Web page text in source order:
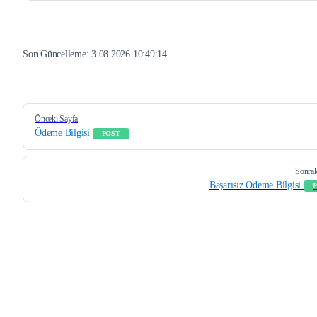
Son Güncelleme:3.08.2026 10:49:14
Pager
Önceki Sayfa
Ödeme Bilgisi POST
Başarısız Ödeme Bilgisi